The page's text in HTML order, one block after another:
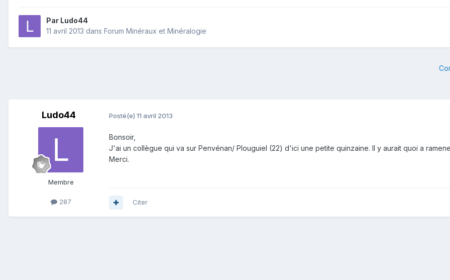
Par Ludo44
11 avril 2013 dans Forum Minéraux et Minéralogie
Ludo44
Membre
287
Posté(e) 11 avril 2013
Bonsoir,
J'ai un collègue qui va sur Penvénan/ Plouguiel (22) d'ici une petite quinzaine. Il y aurait quoi a
Merci.
Citer